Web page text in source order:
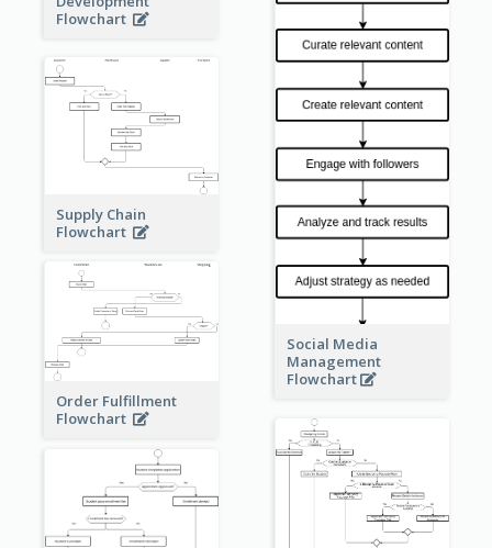
Flowchart
Social Media
Management
Flowchart
Supply Chain
Flowchart
Order Fulfillment
Flowchart